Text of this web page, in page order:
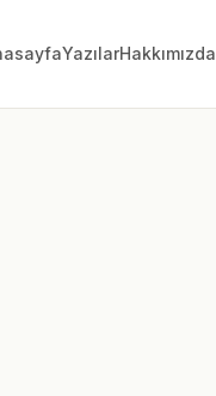
YazılarHakkımızda